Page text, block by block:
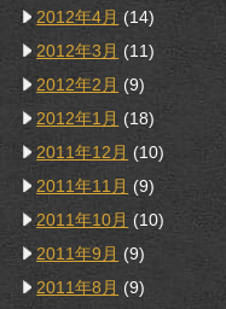
2012年4月 (14)
2012年3月 (11)
2012年2月 (9)
2012年1月 (18)
2011年12月 (10)
2011年11月 (9)
2011年10月 (10)
2011年9月 (9)
2011年8月 (9)